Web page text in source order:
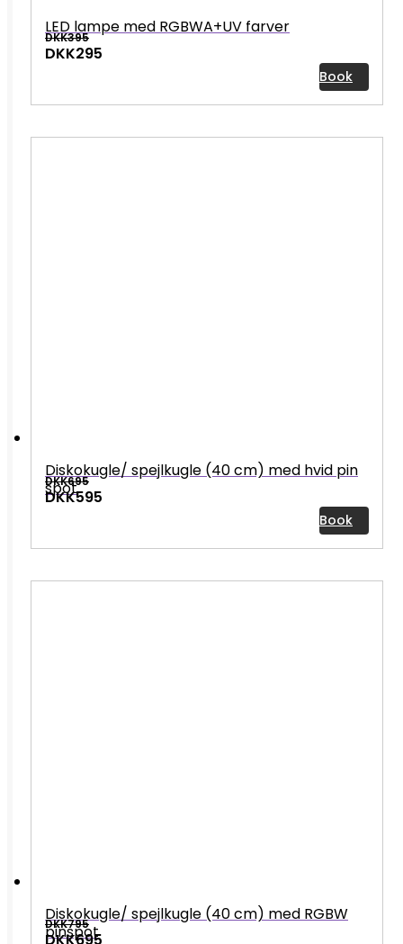
LED lampe med RGBWA+UV farver
DKK395
DKK295
Book
Diskokugle/ spejlkugle (40 cm) med hvid pin
spot
DKK695
DKK595
Book
Diskokugle/ spejlkugle (40 cm) med RGBW
pinspot
DKK795